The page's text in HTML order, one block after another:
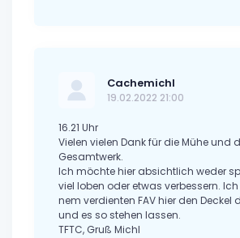
Cachemichl
19.02.2022 21:00
16.21 Uhr
Vielen vielen Dank für die Mühe und
Gesamtwerk.
Ich möchte hier absichtlich weder
viel loben oder etwas verbessern.
nem verdienten FAV hier den Deckel
und es so stehen lassen.
TFTC, Gruß Michl